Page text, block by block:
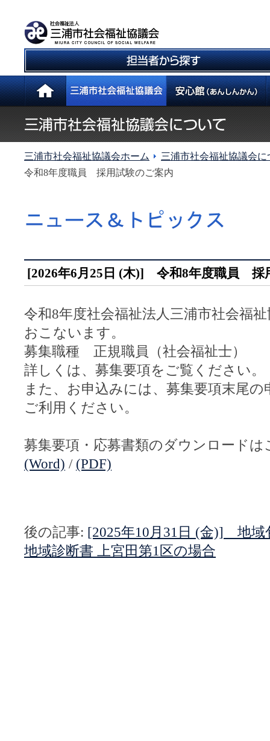
三浦市社会福祉協議会ホーム
三浦市社会福祉協議会に
令和8年度職員 採用試験のご案内
[2026年6月25日 (木)] 令和8年度職員 採
令和8年度社会福祉法人三浦市社会福
おこないます。
募集職種 正規職員（社会福祉士）
詳しくは、募集要項をご覧ください。
また、お申込みには、募集要項末尾
ご利用ください。
募集要項・応募書類のダウンロードは
(Word) / (PDF)
後の記事: [2025年10月31日 (金)] 地域
地域診断書 上宮田第1区の場合